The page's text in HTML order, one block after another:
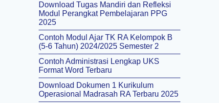
Download Tugas Mandiri dan Refleksi
Modul Perangkat Pembelajaran PPG
2025
Contoh Modul Ajar TK RA Kelompok B
(5-6 Tahun) 2024/2025 Semester 2
Contoh Administrasi Lengkap UKS
Format Word Terbaru
Download Dokumen 1 Kurikulum
Operasional Madrasah RA Terbaru 2025